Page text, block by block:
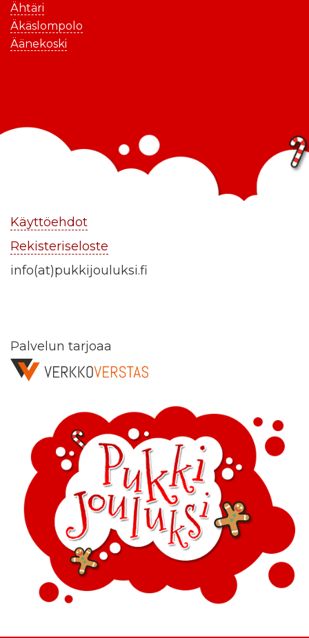
Ähtäri
Äkäslompolo
Äänekoski
Käyttöehdot
Rekisteriseloste
info(at)pukkijouluksi.fi
Palvelun tarjoaa